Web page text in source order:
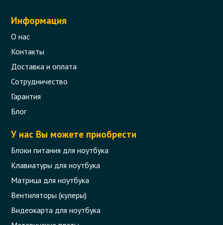
Информация
О нас
Контакты
Доставка и оплата
Сотрудничество
Гарантия
Блог
У нас Вы можете приобрести
Блоки питания для ноутбука
Клавиатуры для ноутбука
Матрица для ноутбука
Вентиляторы (кулеры)
Видеокарта для ноутбука